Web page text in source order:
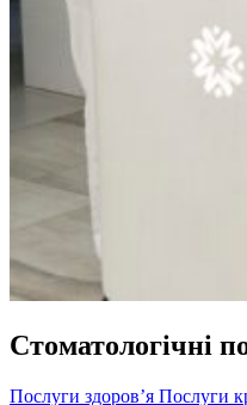
Стоматологічні
Послуги здоров’я Послуги